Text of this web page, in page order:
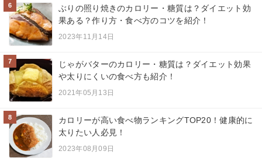
6
ぶりの照り焼きのカロリー・糖質は？ダイエット効
果ある？作り方・食べ方のコツを紹介！
2023年11月14日
7
じゃがバターのカロリー・糖質は？ダイエット効果
や太りにくいの食べ方も紹介！
2021年05月13日
8
カロリーが高い食べ物ランキングTOP20！健康的に
太りたい人必見！
2023年08月09日